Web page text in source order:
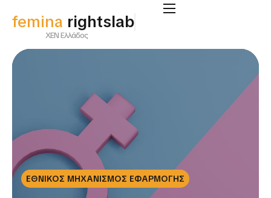
femina rightslab
ΧΕΝ Ελλάδος
ΕΘΝΙΚΟΣ ΜΗΧΑΝΙΣΜΟΣ ΕΦΑΡΜΟΓΗΣ